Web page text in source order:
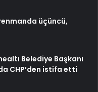
üçüncü,
Belediye Başkanı
CHP’den istifa etti